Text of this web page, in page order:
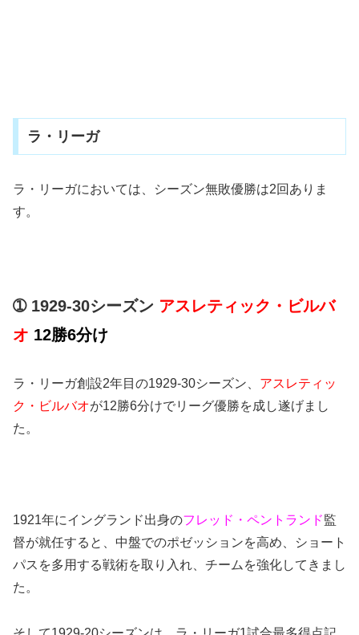
ラ・リーガ
ラ・リーガにおいては、シーズン無敗優勝は2回ありま
す。
➀ 1929-30シーズン アスレティック・ビルバ
オ 12勝6分け
ラ・リーガ創設2年目の1929-30シーズン、 アスレティッ
ク・ビルバオが12勝6分けでリーグ優勝を成し遂げまし
た。
1921年にイングランド出身のフレッド・ペントランド監
督が就任すると、中盤でのポゼッションを高め、ショート
パスを多用する戦術を取り入れ、チームを強化してきまし
た。